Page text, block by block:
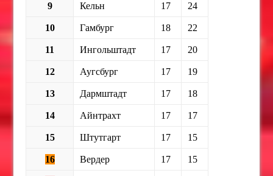
9 Кельн 17 24
10 Гамбург 18 22
11 Ингольштадт 17 20
12 Аугсбург 17 19
13 Дармштадт 17 18
14 Айнтрахт 17 17
15 Штутгарт 17 15
16 Вердер 17 15